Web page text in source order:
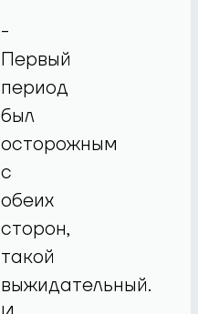
-
Первый
период
был
осторожным
с
обеих
сторон,
такой
выжидательный.